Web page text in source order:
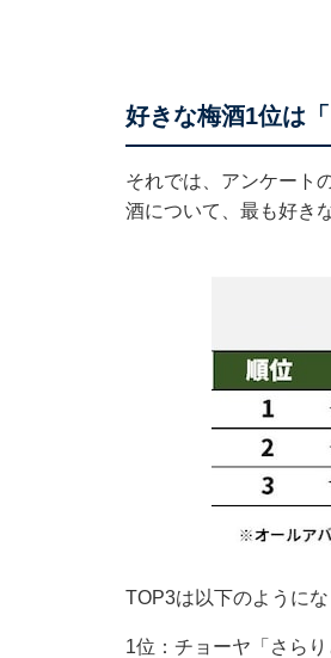
好きな梅酒1位は
それでは、アンケート
酒について、最も好き
TOP3は以下のようにな
1位：チョーヤ「さら